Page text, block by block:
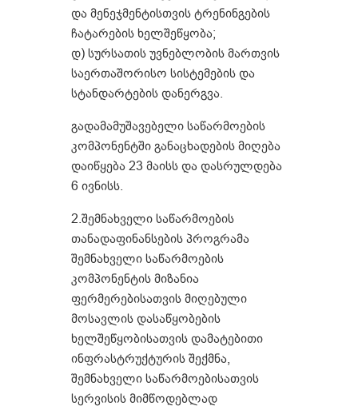
და მენეჯმენტისთვის ტრენინგების
ჩატარების ხელშეწყობა;
დ) სურსათის უვნებლობის მართვის
საერთაშორისო სისტემების და
სტანდარტების დანერგვა.
გადამამუშავებელი საწარმოების
კომპონენტში განაცხადების მიღება
დაიწყება 23 მაისს და დასრულდება
6 ივნისს.
2.შემნახველი საწარმოების
თანადაფინანსების პროგრამა
შემნახველი საწარმოების
კომპონენტის მიზანია
ფერმერებისათვის მიღებული
მოსავლის დასაწყობების
ხელშეწყობისათვის დამატებითი
ინფრასტრუქტურის შექმნა,
შემნახველი საწარმოებისათვის
სერვისის მიმწოდებლად